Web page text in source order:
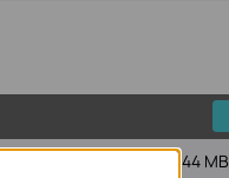
72.44 MB